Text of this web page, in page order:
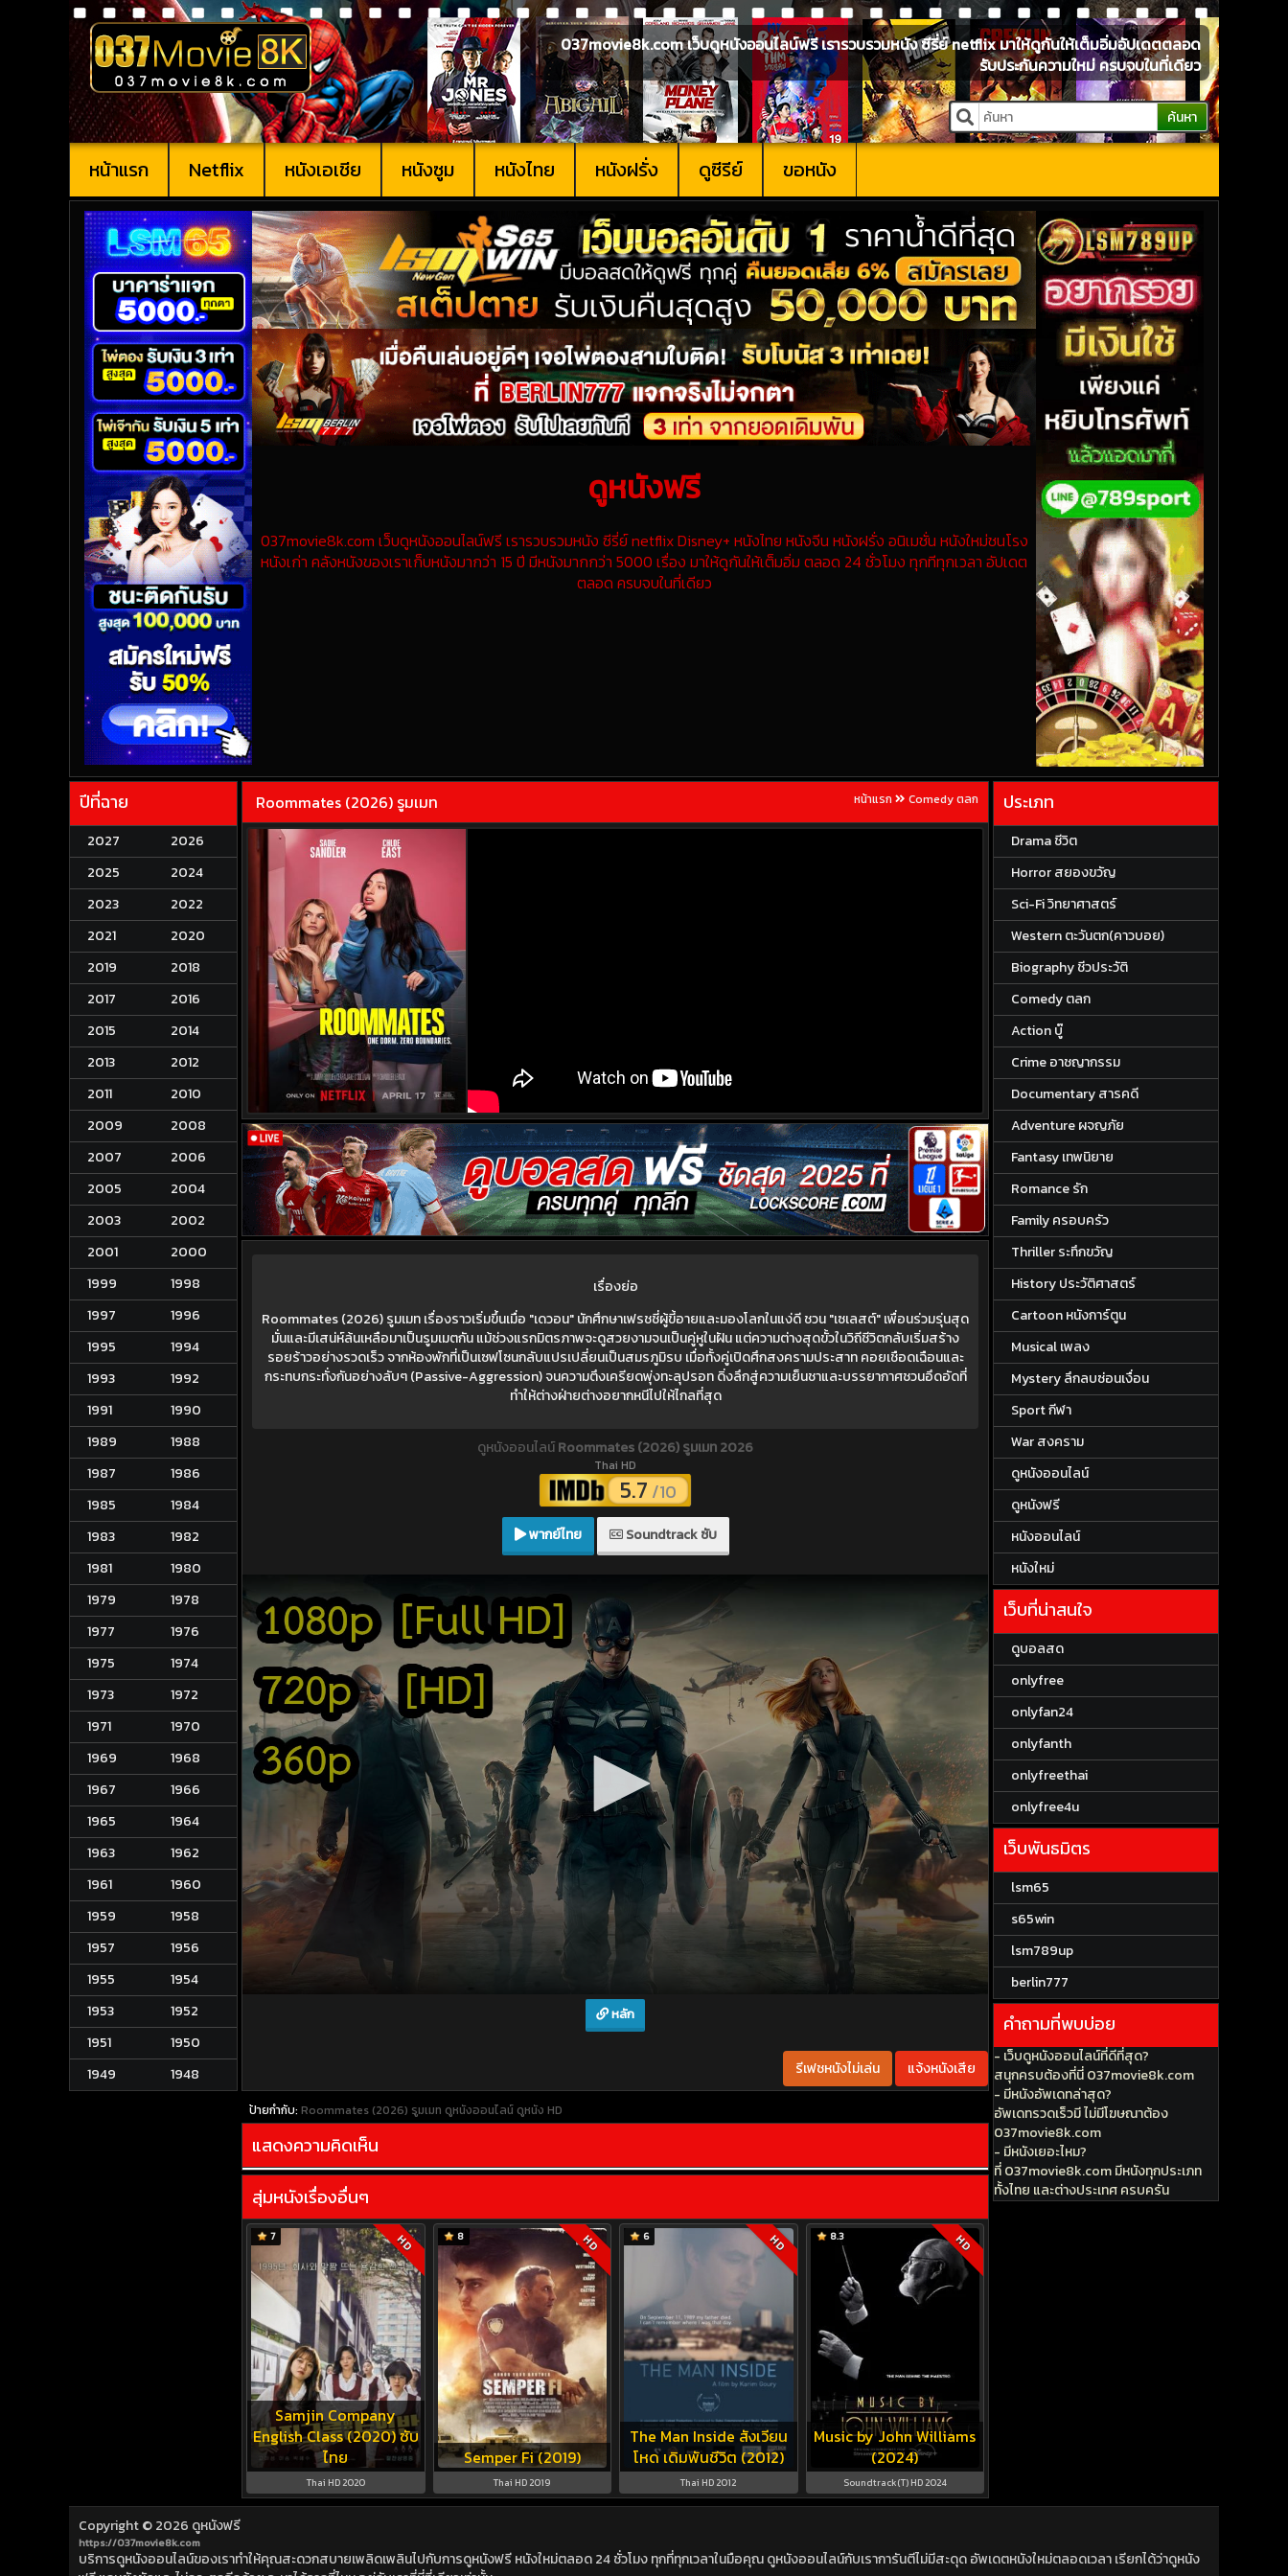
037movie8k.com เว็บดูหนังออนไลน์ฟรี เรารวบรวมหนัง ซีรี่ย์ netflix มาให้ดูกันให้เต็มอิ่มอัปเดตตลอด
รับประกันความใหม่ ครบจบในที่เดียว
ค้นหา
หน้าแรก Netflix หนังเอเชีย หนังซูม หนังไทย หนังฝรั่ง ดูซีรีย์ ขอหนัง
ดูหนังฟรี
037movie8k.com เว็บดูหนังออนไลน์ฟรี เรารวบรวมหนัง ซีรี่ย์ netflix Disney+ หนังไทย หนังจีน หนังฝรั่ง อนิเมชั่น หนังใหม่ชนโรง
หนังเก่า คลังหนังของเราเก็บหนังมากว่า 15 ปี มีหนังมากกว่า 5000 เรื่อง มาให้ดูกันให้เต็มอิ่ม ตลอด 24 ชั่วโมง ทุกทีทุกเวลา อัปเดต
ตลอด ครบจบในที่เดียว
ปีที่ฉาย
2027
2026
2025
2024
2023
2022
2021
2020
2019
2018
2017
2016
2015
2014
2013
2012
2011
2010
2009
2008
2007
2006
2005
2004
2003
2002
2001
2000
1999
1998
1997
1996
1995
1994
1993
1992
1991
1990
1989
1988
1987
1986
1985
1984
1983
1982
1981
1980
1979
1978
1977
1976
1975
1974
1973
1972
1971
1970
1969
1968
1967
1966
1965
1964
1963
1962
1961
1960
1959
1958
1957
1956
1955
1954
1953
1952
1951
1950
1949
1948
Roommates (2026) รูมเมท หน้าแรก Comedy ตลก
เรื่องย่อ
Roommates (2026) รูมเมท เรื่องราวเริ่มขึ้นเมื่อ "เดวอน" นักศึกษาเฟรชชี่ผู้ขี้อายและมองโลกในแง่ดี ชวน "เซเลสต์" เพื่อนร่วมรุ่นสุด
มั่นและมีเสน่ห์ล้นเหลือมาเป็นรูมเมตกัน แม้ช่วงแรกมิตรภาพจะดูสวยงามจนเป็นคู่หูในฝัน แต่ความต่างสุดขั้วในวิถีชีวิตกลับเริ่มสร้าง
รอยร้าวอย่างรวดเร็ว จากห้องพักที่เป็นเซฟโซนกลับแปรเปลี่ยนเป็นสมรภูมิรบ เมื่อทั้งคู่เปิดศึกสงครามประสาท คอยเชือดเฉือนและ
กระทบกระทั่งกันอย่างลับๆ (Passive-Aggression) จนความตึงเครียดพุ่งทะลุปรอท ดิ่งลึกสู่ความเย็นชาและบรรยากาศชวนอึดอัดที่
ทำให้ต่างฝ่ายต่างอยากหนีไปให้ไกลที่สุด
ดูหนังออนไลน์Roommates (2026) รูมเมท 2026
Thai HD
5.7 /10
พากย์ไทย Soundtrack ซับ
หลัก
รีเฟชหนังไม่เล่น แจ้งหนังเสีย
ป้ายกำกับ: Roommates (2026) รูมเมท ดูหนังออนไลน์ ดูหนัง HD
แสดงความคิดเห็น
สุ่มหนังเรื่องอื่นๆ
Samjin Company
English Class (2020) ซับ
ไทย
7 HD
Thai HD 2020
Semper Fi (2019)
8 HD
Thai HD 2019
The Man Inside สังเวียน
โหด เดิมพันชีวิต (2012)
6 HD
Thai HD 2012
Music by John Williams
(2024)
8.3 HD
Soundtrack(T) HD 2024
ประเภท
Drama ชีวิต
Horror สยองขวัญ
Sci-Fi วิทยาศาสตร์
Western ตะวันตก(คาวบอย)
Biography ชีวประวัติ
Comedy ตลก
Action บู๊
Crime อาชญากรรม
Documentary สารคดี
Adventure ผจญภัย
Fantasy เทพนิยาย
Romance รัก
Family ครอบครัว
Thriller ระทึกขวัญ
History ประวัติศาสตร์
Cartoon หนังการ์ตูน
Musical เพลง
Mystery ลึกลบซ่อนเงื่อน
Sport กีฬา
War สงคราม
ดูหนังออนไลน์
ดูหนังฟรี
หนังออนไลน์
หนังใหม่
เว็บที่น่าสนใจ
ดูบอลสด
onlyfree
onlyfan24
onlyfanth
onlyfreethai
onlyfree4u
เว็บพันธมิตร
lsm65
s65win
lsm789up
berlin777
คำถามที่พบบ่อย
- เว็บดูหนังออนไลน์ที่ดีที่สุด?
สนุกครบต้องที่นี่ 037movie8k.com
- มีหนังอัพเดทล่าสุด?
อัพเดทรวดเร็วมี ไม่มีโฆษณาต้อง
037movie8k.com
- มีหนังเยอะไหม?
ที่ 037movie8k.com มีหนังทุกประเภท
ทั้งไทย และต่างประเทศ ครบครัน
Copyright © 2026 ดูหนังฟรี
https://037movie8k.com
บริการดูหนังออนไลน์ของเราทำให้คุณสะดวกสบายเพลิดเพลินไปกับการดูหนังฟรี หนังใหม่ตลอด 24 ชั่วโมง ทุกที่ทุกเวลาในมือคุณ ดูหนังออนไลน์กับเราการันตีไม่มีสะดุด อัพเดตหนังใหม่ตลอดเวลา เรียกได้ว่าดูหนัง